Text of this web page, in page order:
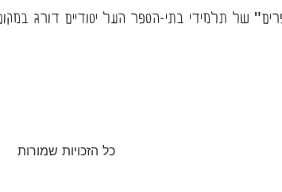
של תלמידי בתי-הספר העל יסודיים דורג
כל הזכויות שמורות